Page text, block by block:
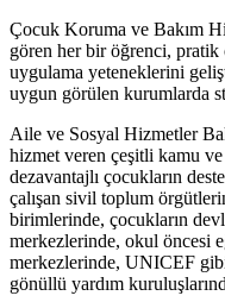
Çocuk Koruma ve Bakım
gören her bir öğrenci, pratik
uygulama yeteneklerini
uygun görülen kurumlarda
Aile ve Sosyal Hizmetler
hizmet veren çeşitli kamu
dezavantajlı çocukların
çalışan sivil toplum
birimlerinde, çocukların
merkezlerinde, okul öncesi
merkezlerinde, UNICEF
gönüllü yardım